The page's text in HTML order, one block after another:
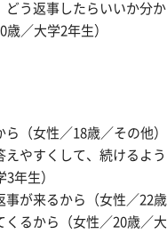
どう返事したらいいか分
／大学2年生）
ら（女性／18歳／その他）
えやすくして、続けるよ
3年生）
事が来るから（女性／22歳
くるから（女性／20歳／大